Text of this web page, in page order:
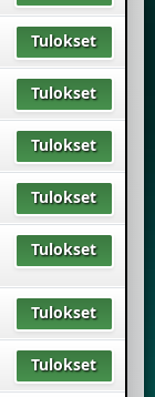
Tulokset
Tulokset
Tulokset
Tulokset
Tulokset
Tulokset
Tulokset